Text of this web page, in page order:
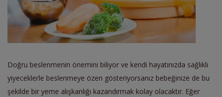
Doğru beslenmenin önemini biliyor ve kendi hayatınızda sağlıklı
yiyeceklerle beslenmeye özen gösteriyorsanız bebeğinize de bu
şekilde bir yeme alışkanlığı kazandırmak kolay olacaktır. Eğer